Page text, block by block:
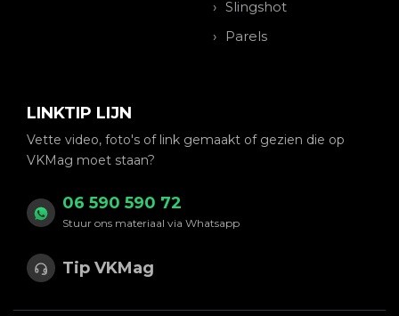
Slingshot
Parels
LINKTIP LIJN
Vette video, foto's of link gemaakt of gezien die op
VKMag moet staan?
06 590 590 72
Stuur ons materiaal via Whatsapp
Tip VKMag